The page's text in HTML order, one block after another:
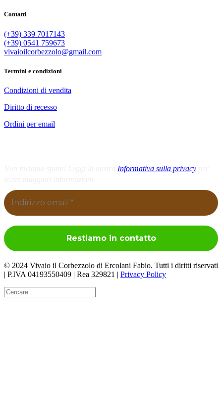
Contatti
(+39) 339 7017143
(+39) 0541 759673
vivaioilcorbezzolo@gmail.com
Termini e condizioni
Condizioni di vendita
Diritto di recesso
Ordini per email
Informativa sulla privacy
© 2024 Vivaio il Corbezzolo di Ercolani Fabio. Tutti i diritti riservati
| P.IVA 04193550409 | Rea 329821 | Privacy Policy